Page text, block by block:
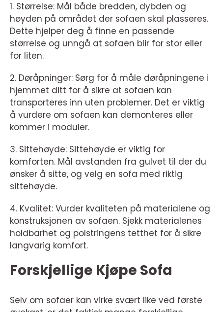
1. Størrelse: Mål både bredden, dybden og
høyden på området der sofaen skal plasseres.
Dette hjelper deg å finne en passende
størrelse og unngå at sofaen blir for stor eller
for liten.
2. Døråpninger: Sørg for å måle døråpningene i
hjemmet ditt for å sikre at sofaen kan
transporteres inn uten problemer. Det er viktig
å vurdere om sofaen kan demonteres eller
kommer i moduler.
3. Sittehøyde: Sittehøyde er viktig for
komforten. Mål avstanden fra gulvet til der du
ønsker å sitte, og velg en sofa med riktig
sittehøyde.
4. Kvalitet: Vurder kvaliteten på materialene og
konstruksjonen av sofaen. Sjekk materialenes
holdbarhet og polstringens tetthet for å sikre
langvarig komfort.
Forskjellige Kjøpe Sofa
Selv om sofaer kan virke svært like ved første